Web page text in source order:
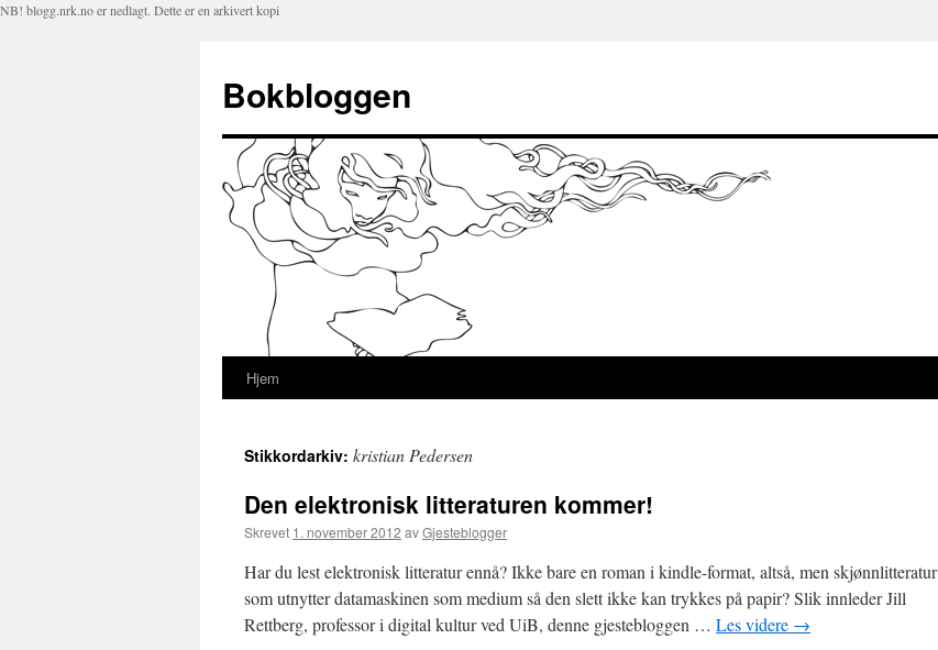
NB! blogg.nrk.no er nedlagt. Dette er en arkivert kopi
Bokbloggen
Hopp
innhold
Hjem
Stikkordarkiv: kristian Pedersen
Den elektronisk litteraturen kommer!
Skrevet 1. november 2012 avGjesteblogger
Har du lest elektronisk litteratur ennå? Ikke bare en roman i kindle-format, altså, men skjønnlitteratur
som utnytter datamaskinen som medium så den slett ikke kan trykkes på papir? Slik innleder Jill
Rettberg, professor i digital kultur ved UiB, denne gjestebloggen … Les videre →